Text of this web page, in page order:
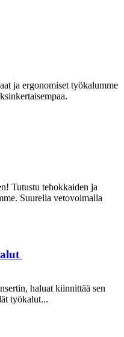
ja ergonomiset työkalumme
Tutustu tehokkaiden ja
Suurella vetovoimalla
haluat kiinnittää sen
työkalut...